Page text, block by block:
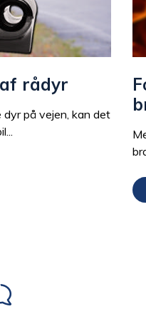
rådyr
dyr på vejen, kan det